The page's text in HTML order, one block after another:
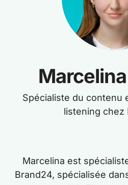
Spécialiste du contenu
listening chez
Marcelina est
Brand24, spécialisée